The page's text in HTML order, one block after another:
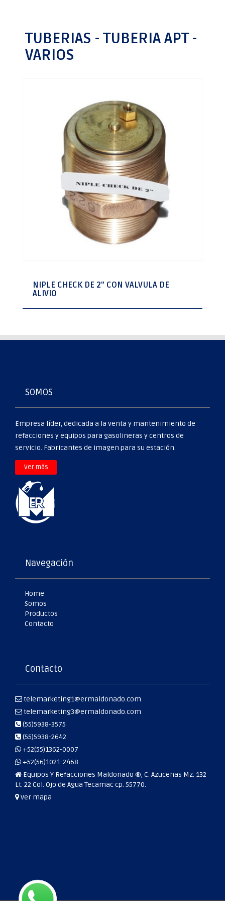
TUBERIAS - TUBERIA APT -
VARIOS
NIPLE CHECK DE 2" CON VALVULA DE
ALIVIO
SOMOS
Empresa líder, dedicada a la venta y mantenimiento de
refacciones y equipos para gasolineras y centros de
servicio. Fabricantes de imagen para su estación.
Ver más
Navegación
Home
Somos
Productos
Contacto
Contacto
telemarketing1@ermaldonado.com
telemarketing3@ermaldonado.com
(55)5938-3575
(55)5938-2642
+52(55)1362-0007
+52(56)1021-2468
Equipos Y Refacciones Maldonado ®, C. Azucenas Mz. 132
Lt. 22 Col. Ojo de Agua Tecamac cp. 55770.
Ver mapa